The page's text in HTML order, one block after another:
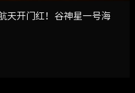
天开门红！谷神星一号海